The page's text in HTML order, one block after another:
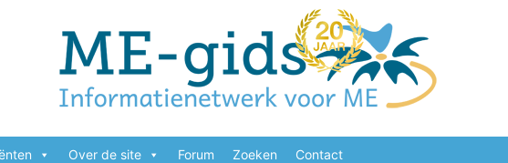
Over de site Forum Zoeken Contact